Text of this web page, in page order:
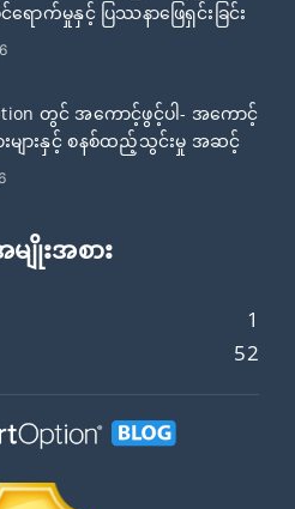
ောက်မှုနှင့် ပြဿနာဖြေရှင်းခြင်း
တွင် အကောင့်ဖွင့်ပါ- အကောင့်
းများနှင့် စနစ်ထည့်သွင်းမှု အဆင့်
ျိုးအစား
1
52